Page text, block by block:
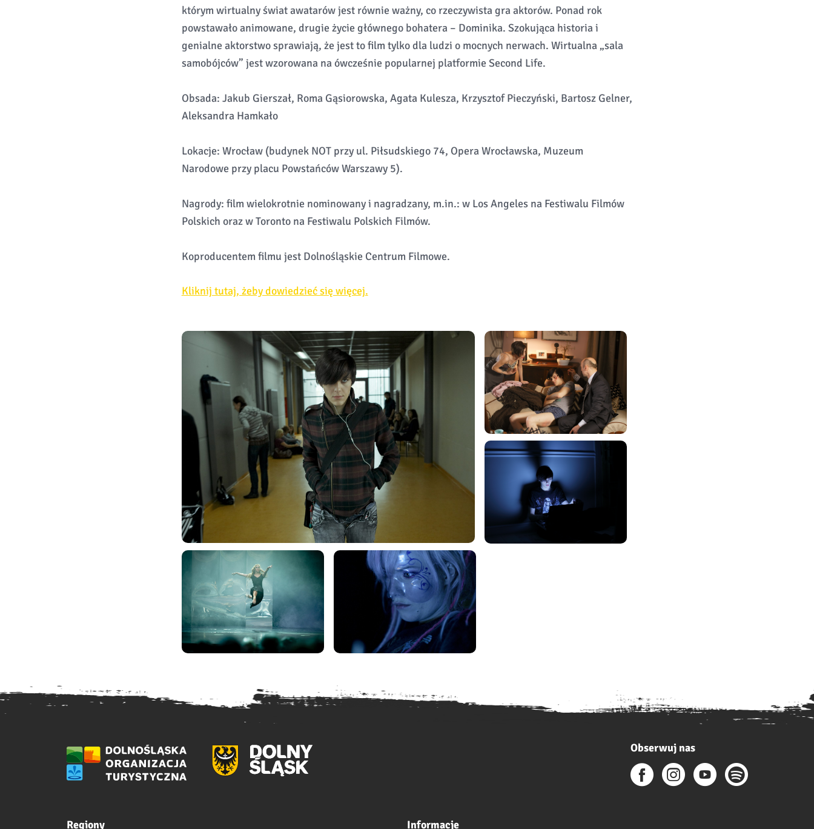
którym wirtualny świat awatarów jest równie ważny, co rzeczywista gra aktorów. Ponad rok
powstawało animowane, drugie życie głównego bohatera – Dominika. Szokująca historia i
genialne aktorstwo sprawiają, że jest to film tylko dla ludzi o mocnych nerwach. Wirtualna „sala
samobójców” jest wzorowana na ówcześnie popularnej platformie Second Life.
Obsada: Jakub Gierszał, Roma Gąsiorowska, Agata Kulesza, Krzysztof Pieczyński, Bartosz Gelner,
Aleksandra Hamkało
Lokacje: Wrocław (budynek NOT przy ul. Piłsudskiego 74, Opera Wrocławska, Muzeum
Narodowe przy placu Powstańców Warszawy 5).
Nagrody: film wielokrotnie nominowany i nagradzany, m.in.: w Los Angeles na Festiwalu Filmów
Polskich oraz w Toronto na Festiwalu Polskich Filmów.
Koproducentem filmu jest Dolnośląskie Centrum Filmowe.
Kliknij tutaj, żeby dowiedzieć się więcej.
Obserwuj nas
Regiony Informacje